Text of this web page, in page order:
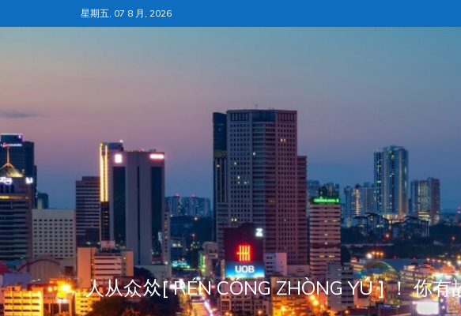
至
星期五, 07 8 月, 2026
人从众𠈌[ RÉN CÓNG ZHÒNG YÚ ] ！ 你